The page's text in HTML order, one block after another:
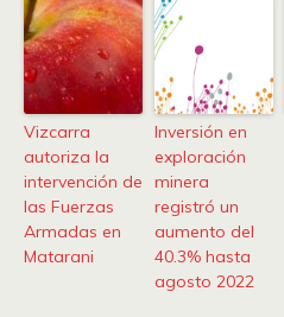
Vizcarra
autoriza la
intervención de
las Fuerzas
Armadas en
Matarani
Inversión en
exploración
minera
registró un
aumento del
40.3% hasta
agosto 2022